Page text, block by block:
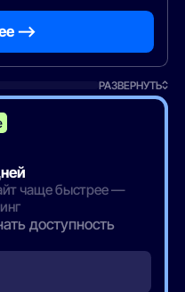
—>
РАЗВЕРНУТЬ
чаще быстрее —
доступность